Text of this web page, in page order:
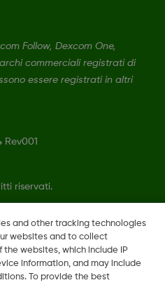
Follow, Dexcom One,
commerciali registrati di
essere registrati in altri
Rev001
riservati.
Cambia regione
and other tracking technologies
websites and to collect
the websites, which include IP
information, and may include
To provide the best